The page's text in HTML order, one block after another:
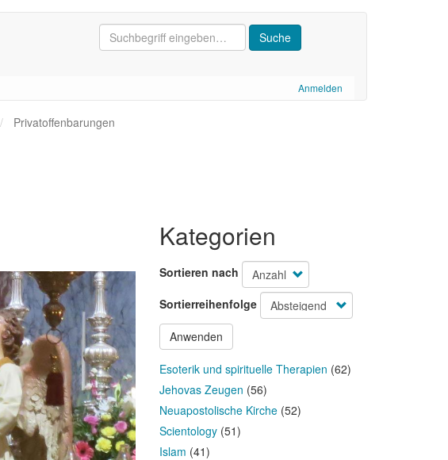
Anmelden
Privatoffenbarungen
Kategorien
Sortieren nach
Sortierreihenfolge
Anwenden
Esoterik und spirituelle Therapien (62)
Jehovas Zeugen (56)
Neuapostolische Kirche(52)
Scientology(51)
Islam (41)